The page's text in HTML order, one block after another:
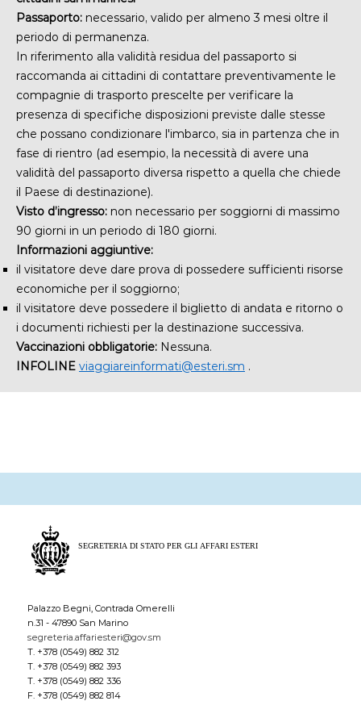
Passaporto: necessario, valido per almeno 3 mesi oltre il
periodo di permanenza.
In riferimento alla validità residua del passaporto si
raccomanda ai cittadini di contattare preventivamente le
compagnie di trasporto prescelte per verificare la
presenza di specifiche disposizioni previste dalle stesse
che possano condizionare l'imbarco, sia in partenza che in
fase di rientro (ad esempio, la necessità di avere una
validità del passaporto diversa rispetto a quella che chiede
il Paese di destinazione).
Visto d’ingresso: non necessario per soggiorni di massimo
90 giorni in un periodo di 180 giorni.
Informazioni aggiuntive:
il visitatore deve dare prova di possedere sufficienti risorse
economiche per il soggiorno;
il visitatore deve possedere il biglietto di andata e ritorno o
i documenti richiesti per la destinazione successiva.
Vaccinazioni obbligatorie: Nessuna.
INFOLINE viaggiareinformati@esteri.sm .
Palazzo Begni, Contrada Omerelli
n.31 - 47890 San Marino
segreteria.affariesteri@gov.sm
T. +378 (0549) 882 312
T. +378 (0549) 882 393
T. +378 (0549) 882 336
F. +378 (0549) 882 814